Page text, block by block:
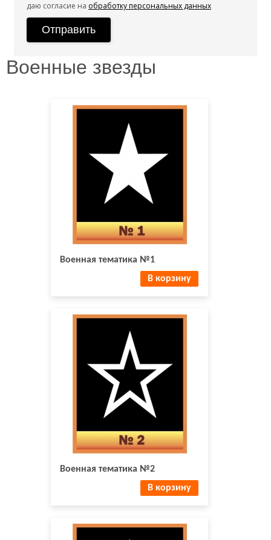
даю согласие на обработку персональных данных
Военные звезды
Военная тематика №1
В корзину
Военная тематика №2
В корзину